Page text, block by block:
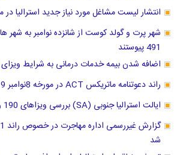
انتشار لیست مشاغل مورد نیاز جدید استرالیا در ماه
شهر پرت و گولد کوست از شانزده نوامبر به شهر
491 پیوستند
اضافه شدن بیمه خدمات درمانی به شرایط ویزای 491
راند دعوتنامه ماتریکس ACT در مورخه 8نوامبر 2019 برگزار گردید
ایالت استرالیا جنوبی (SA) بررسی ویزاهای 190 را متوقف کرد.
شد